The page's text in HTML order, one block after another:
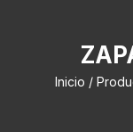
Inicio /